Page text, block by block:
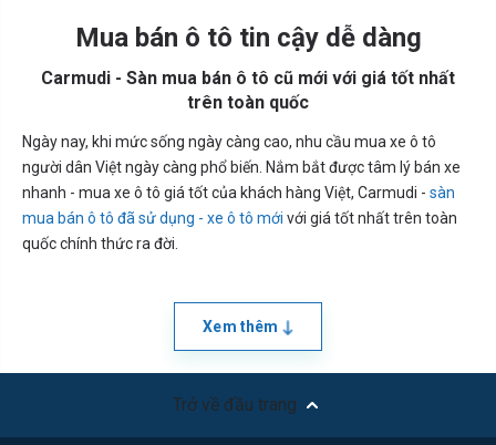
Mua bán ô tô tin cậy dễ dàng
Carmudi - Sàn mua bán ô tô cũ mới với giá tốt nhất
trên toàn quốc
Ngày nay, khi mức sống ngày càng cao, nhu cầu mua xe ô tô
người dân Việt ngày càng phổ biến. Nắm bắt được tâm lý bán xe
nhanh - mua xe ô tô giá tốt của khách hàng Việt, Carmudi - sàn
mua bán ô tô đã sử dụng - xe ô tô mới với giá tốt nhất trên toàn
quốc chính thức ra đời.
Xem thêm
Trở về đầu trang